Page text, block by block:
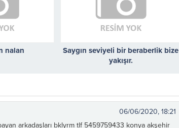
nalan
Saygın seviyeli bir beraberlik bize
yakışır.
06/06/2020, 18:21
arkadaşları bklyrm tlf 5459759433 konya akşehir